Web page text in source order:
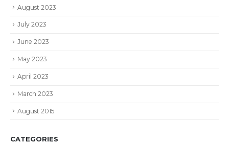
August 2023
July 2023
June 2023
May 2023
April 2023
March 2023
August 2015
CATEGORIES